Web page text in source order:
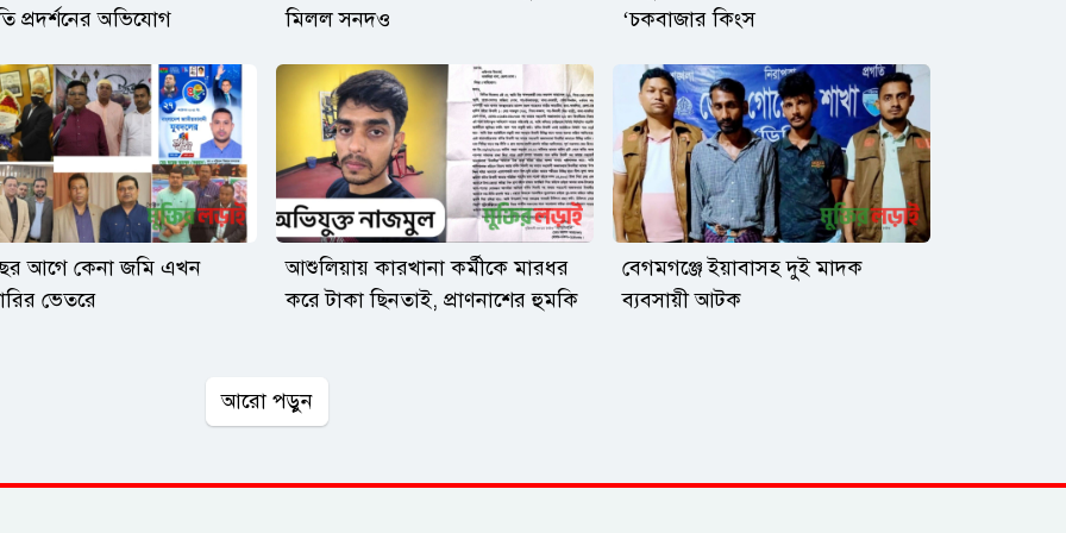
প্রদর্শনের অভিযোগ
মিলল সনদও
‘চকবাজার কিংস
আগে কেনা জমি এখন
ভেতরে
আশুলিয়ায় কারখানা কর্মীকে মারধর
করে টাকা ছিনতাই, প্রাণনাশের হুমকি
বেগমগঞ্জে ইয়াবাসহ দুই মাদক
ব্যবসায়ী আটক
আরো পড়ুন